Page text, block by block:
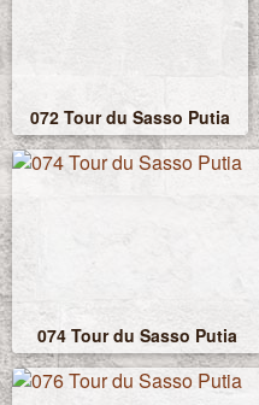
072 Tour du Sasso Putia
074 Tour du Sasso Putia